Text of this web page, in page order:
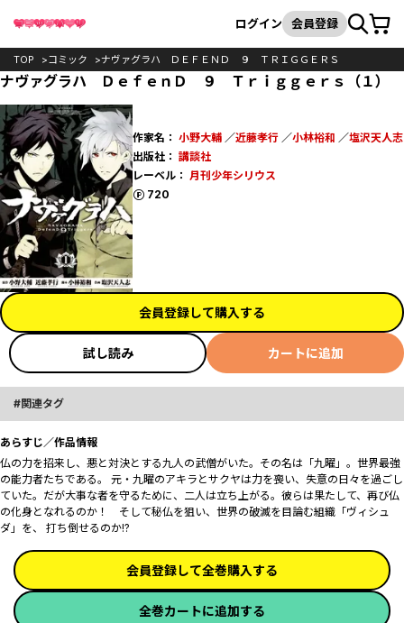
検索
ログイン 会員登録カート
TOP コミック ナヴァグラハ ＤＥＦＥＮＤ ９ ＴＲＩＧＧＥＲＳ
ナヴァグラハ ＤｅｆｅｎＤ ９ Ｔｒｉｇｇｅｒｓ（１）
作家名： 小野大輔／近藤孝行／小林裕和 ／塩沢天人志
出版社： 講談社
レーベル： 月刊少年シリウス
720
ポイント
会員登録して購入する
試し読み カートに追加
関連タグ
あらすじ／作品情報
仏の力を招来し、悪と対決とする九人の武僧がいた。その名は「九曜」。世界最強
の能力者たちである。 元・九曜のアキラとサクヤは力を喪い、失意の日々を過ごし
ていた。だが大事な者を守るために、二人は立ち上がる。彼らは果たして、再び仏
の化身となれるのか！ そして秘仏を狙い、世界の破滅を目論む組織「ヴィシュ
ダ」を、 打ち倒せるのか!?
会員登録して全巻購入する
全巻カートに追加する